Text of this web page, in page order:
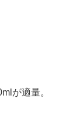
が適量。